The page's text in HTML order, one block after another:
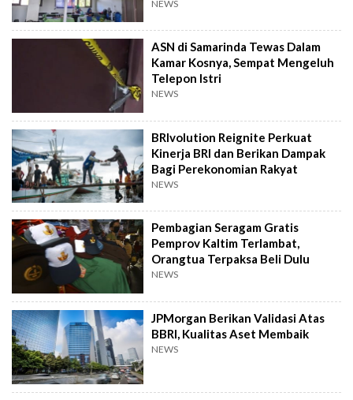
NEWS
ASN di Samarinda Tewas Dalam
Kamar Kosnya, Sempat Mengeluh
Telepon Istri
NEWS
BRIvolution Reignite Perkuat
Kinerja BRI dan Berikan Dampak
Bagi Perekonomian Rakyat
NEWS
Pembagian Seragam Gratis
Pemprov Kaltim Terlambat,
Orangtua Terpaksa Beli Dulu
NEWS
JPMorgan Berikan Validasi Atas
BBRI, Kualitas Aset Membaik
NEWS